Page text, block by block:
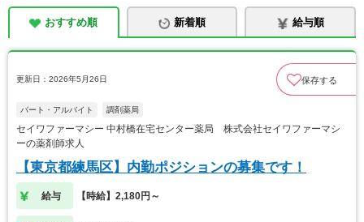
おすすめ順 新着順 給与順
更新日：2026年5月26日 保存する
パート・アルバイト 調剤薬局
セイワファーマシー 中村橋在宅センター薬局 株式会社セイワファーマシ
ーの薬剤師求人
【東京都練馬区】内勤ポジションの募集です！
給与 【時給】2,180円～